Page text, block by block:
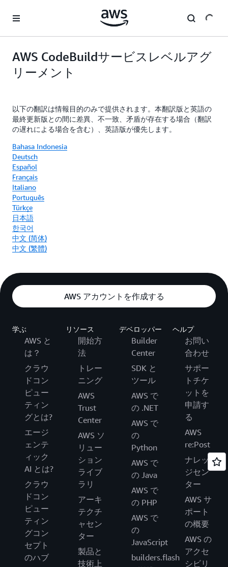
AWS CodeBuildサービスレベルアグ
リーメント
以下の翻訳は情報目的のみで提供されます。本翻訳版と英語の
最終更新版との間に差異、不一致、矛盾が存在する場合（翻訳
の遅れによる場合を含む）、英語版が優先します。
Bahasa Indonesia
Deutsch
Español
Français
Italiano
Português
Türkçe
日本語
한국어
中文 (简体)
中文 (繁體)
AWS アカウントを作成する
学ぶ
AWS と
は？
クラウ
ドコン
ピュー
ティン
グとは?
エージ
ェンテ
ィック
AI とは?
クラウ
ドコン
ピュー
ティン
グコン
セプト
のハブ
リソース
開始方
法
トレー
ニング
AWS
Trust
Center
AWS ソ
リュー
ション
ライブ
ラリ
アーキ
テクチ
ャセン
ター
製品と
技術上
デベロッパー
Builder
Center
SDK と
ツール
AWS で
の .NET
AWS で
の
Python
AWS で
の Java
AWS で
の PHP
AWS で
の
JavaScript
builders.flash
ヘルプ
お問い
合わせ
サポー
トチケ
ットを
申請す
る
AWS
re:Post
ナレッ
ジセン
ター
AWS サ
ポート
の概要
AWS の
アクセ
シビリ